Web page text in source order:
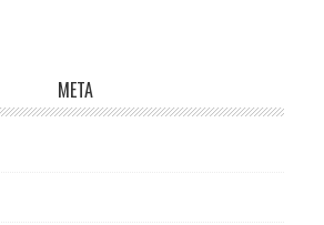
META